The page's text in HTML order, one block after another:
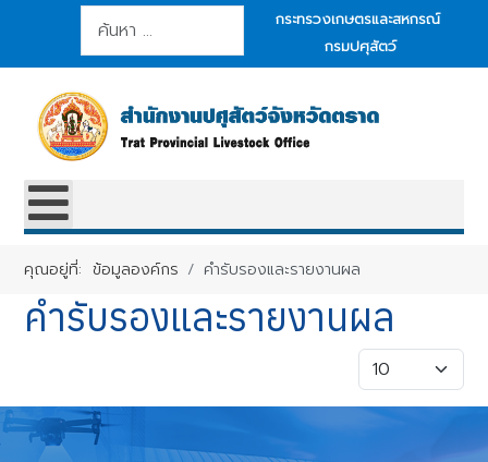
การค้นหา
กระทรวงเกษตรและสหกรณ์
กรมปศุสัตว์
คุณอยู่ที่:ข้อมูลองค์กร คำรับรองและรายงานผล
คำรับรองและรายงานผล
แสดง #